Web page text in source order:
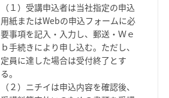
（１）受講申込者は当社指定の申込
用紙またはWebの申込フォームに必
要事項を記入・入力し、郵送・Ｗｅ
ｂ手続きにより申し込む。ただし、
定員に達した場合は受付終了とす
る。
（２）ニチイは申込内容を確認後、